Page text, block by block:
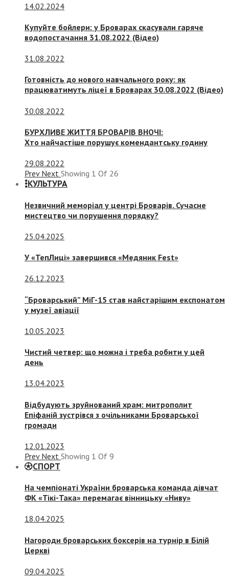
14.02.2024
Купуйте бойлери: у Броварах скасували гаряче
водопостачання 31.08.2022 (Відео)
31.08.2022
Готовність до нового навчального року: як
працюватимуть ліцеї в Броварах 30.08.2022 (Відео)
30.08.2022
БУРХЛИВЕ ЖИТТЯ БРОВАРІВ ВНОЧІ:
Хто найчастіше порушує комендантську годину
29.08.2022
Prev Next Showing 1 Of 26
КУЛЬТУРА
Незвичний меморіал у центрі Броварів. Сучасне
мистецтво чи порушення порядку?
25.04.2025
У «ТепЛиці» завершився «Медяник Fest»
26.12.2023
“Броварський” МіГ-15 став найстарішим експонатом
у музеї авіації
10.05.2023
Чистий четвер: що можна і треба робити у цей
день
13.04.2023
Відбудують зруйнований храм: митрополит
Епіфаній зустрівся з очільниками Броварської
громади
12.01.2023
Prev Next Showing 1 Of 9
СПОРТ
На чемпіонаті України броварська команда дівчат
ФК «Тікі-Така» перемагає вінницьку «Ниву»
18.04.2025
Нагороди броварських боксерів на турнір в Білій
Церкві
09.04.2025